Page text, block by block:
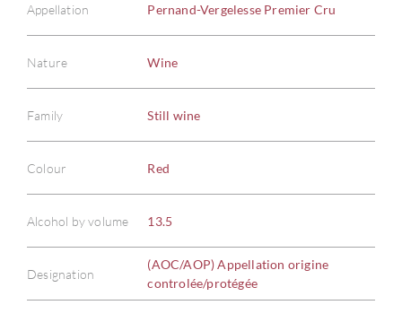
Appellation Pernand-Vergelesse Premier Cru
Nature Wine
Family Still wine
Colour Red
Alcohol by volume 13.5
Designation
(AOC/AOP) Appellation origine
controlée/protégée